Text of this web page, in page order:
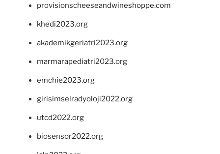
provisionscheeseandwineshoppe.com
khedi2023.org
akademikgeriatri2023.org
marmarapediatri2023.org
emchie2023.org
girisimselradyoloji2022.org
utcd2022.org
biosensor2022.org